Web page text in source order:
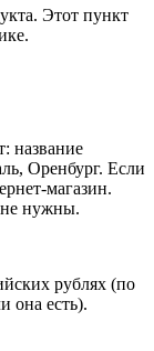
Этот пункт
название
Оренбург. Если
магазин.
не нужны.
рублях (по
она есть).